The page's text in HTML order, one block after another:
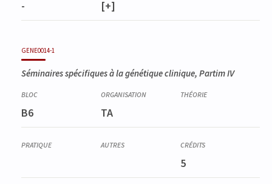
- [+]
GENE0014-1
Séminaires spécifiques à la génétique clinique, Partim IV
B6 TA
5